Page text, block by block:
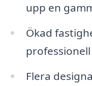
upp en
Ökad
Flera